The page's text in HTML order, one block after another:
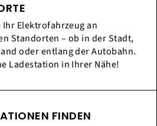
Ihr Elektrofahrzeug an
Standorten – ob in der Stadt,
oder entlang der Autobahn.
Ladestation in Ihrer Nähe!
FINDEN